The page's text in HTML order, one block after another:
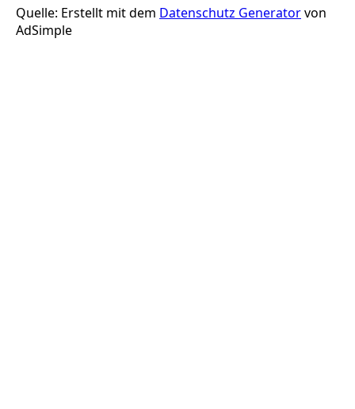
Quelle: Erstellt mit dem Datenschutz Generatorvon
AdSimple